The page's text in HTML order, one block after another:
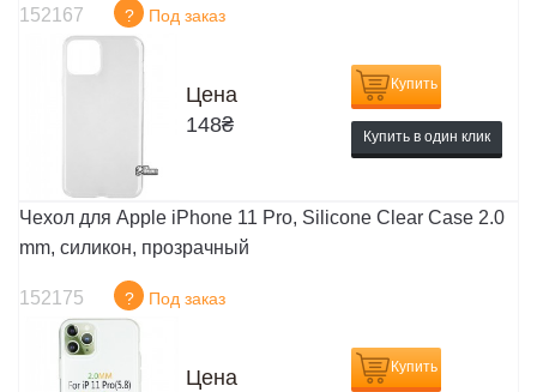
152167 ? Под заказ
Цена
148₴
Купить
Купить в один клик
Чехол для Apple iPhone 11 Pro, Silicone Clear Case 2.0
mm, силикон, прозрачный
152175 ? Под заказ
Цена
Купить